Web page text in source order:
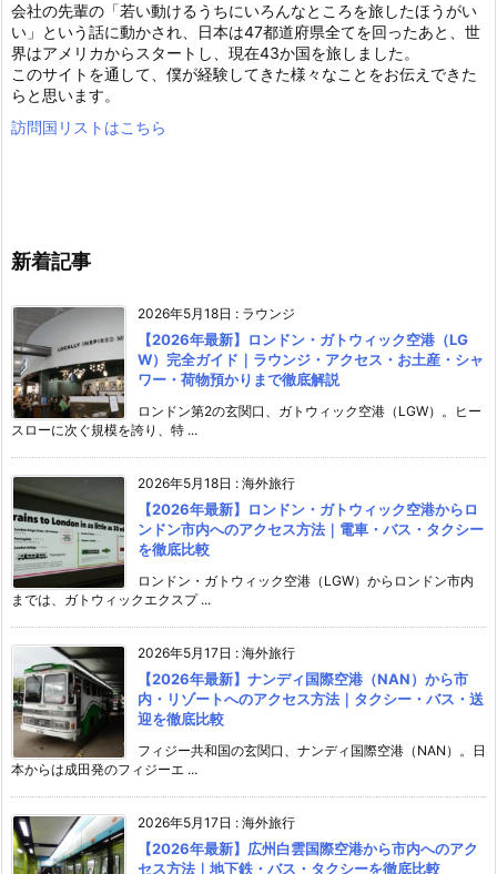
会社の先輩の「若い動けるうちにいろんなところを旅したほうがい
い」という話に動かされ、日本は47都道府県全てを回ったあと、世
界はアメリカからスタートし、現在43か国を旅しました。
このサイトを通して、僕が経験してきた様々なことをお伝えできた
らと思います。
訪問国リストはこちら
新着記事
2026年5月18日 : ラウンジ
【2026年最新】ロンドン・ガトウィック空港（LG
W）完全ガイド｜ラウンジ・アクセス・お土産・シャ
ワー・荷物預かりまで徹底解説
ロンドン第2の玄関口、ガトウィック空港（LGW）。ヒー
スローに次ぐ規模を誇り、特 ...
2026年5月18日 : 海外旅行
【2026年最新】ロンドン・ガトウィック空港からロ
ンドン市内へのアクセス方法｜電車・バス・タクシー
を徹底比較
ロンドン・ガトウィック空港（LGW）からロンドン市内
までは、ガトウィックエクスプ ...
2026年5月17日 : 海外旅行
【2026年最新】ナンディ国際空港（NAN）から市
内・リゾートへのアクセス方法｜タクシー・バス・送
迎を徹底比較
フィジー共和国の玄関口、ナンディ国際空港（NAN）。日
本からは成田発のフィジーエ ...
2026年5月17日 : 海外旅行
【2026年最新】広州白雲国際空港から市内へのアク
セス方法｜地下鉄・バス・タクシーを徹底比較